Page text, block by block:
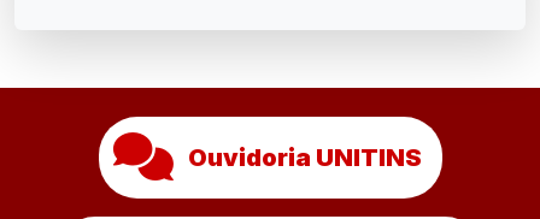
Ouvidoria UNITINS